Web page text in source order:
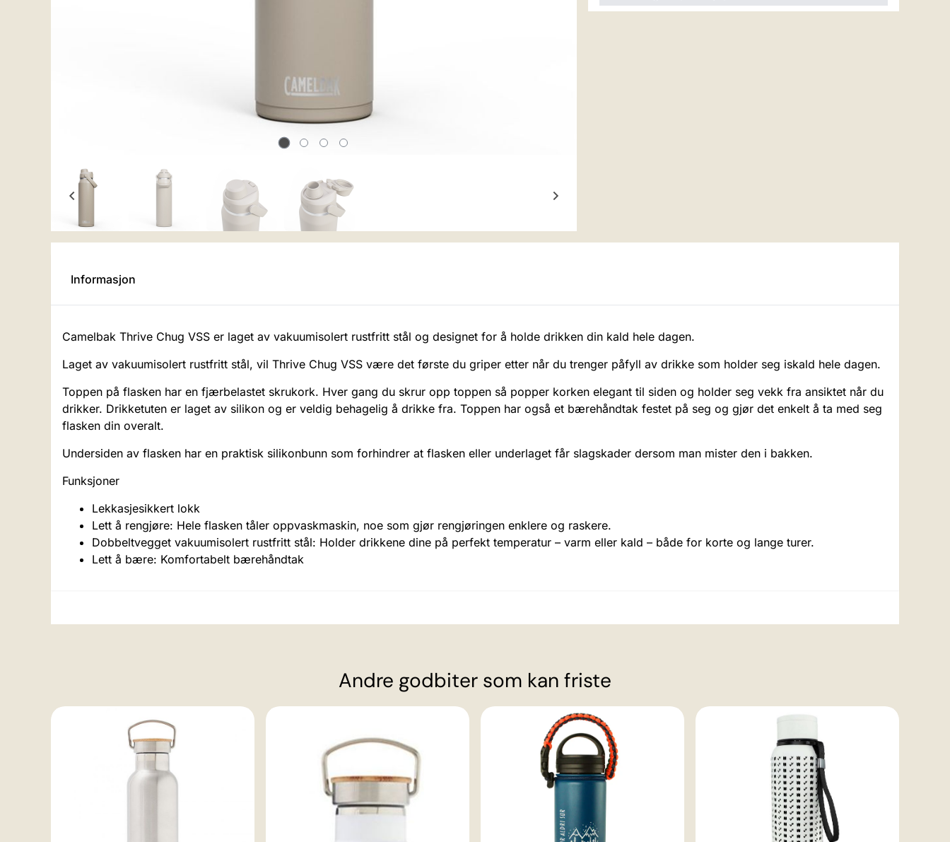
Informasjon
Camelbak Thrive Chug VSS er laget av vakuumisolert rustfritt stål og designet for å holde drikken din kald hele dagen.
Laget av vakuumisolert rustfritt stål, vil Thrive Chug VSS være det første du griper etter når du trenger påfyll av drikke som holder seg iskald hele dagen.
Toppen på flasken har en fjærbelastet skrukork. Hver gang du skrur opp toppen så popper korken elegant til siden og holder seg vekk fra ansiktet når du
drikker. Drikketuten er laget av silikon og er veldig behagelig å drikke fra. Toppen har også et bærehåndtak festet på seg og gjør det enkelt å ta med seg
flasken din overalt.
Undersiden av flasken har en praktisk silikonbunn som forhindrer at flasken eller underlaget får slagskader dersom man mister den i bakken.
Funksjoner
Lekkasjesikkert lokk
Lett å rengjøre: Hele flasken tåler oppvaskmaskin, noe som gjør rengjøringen enklere og raskere.
Dobbeltvegget vakuumisolert rustfritt stål: Holder drikkene dine på perfekt temperatur – varm eller kald – både for korte og lange turer.
Lett å bære: Komfortabelt bærehåndtak
Andre godbiter som kan friste